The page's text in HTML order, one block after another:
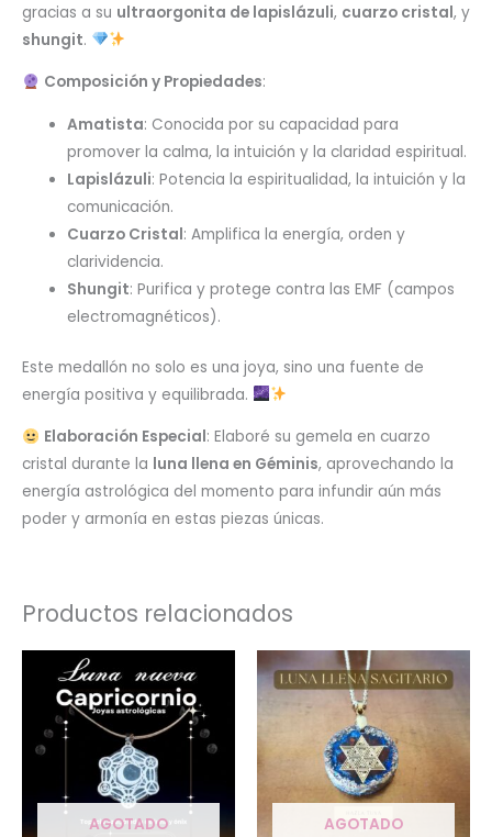
gracias a su ultraorgonita de lapislázuli, cuarzo cristal, y
shungit.
Composición y Propiedades:
Amatista: Conocida por su capacidad para
promover la calma, la intuición y la claridad espiritual.
Lapislázuli: Potencia la espiritualidad, la intuición y la
comunicación.
Cuarzo Cristal: Amplifica la energía, orden y
clarividencia.
Shungit: Purifica y protege contra las EMF (campos
electromagnéticos).
Este medallón no solo es una joya, sino una fuente de
energía positiva y equilibrada.
Elaboración Especial: Elaboré su gemela en cuarzo
cristal durante la luna llena en Géminis, aprovechando la
energía astrológica del momento para infundir aún más
poder y armonía en estas piezas únicas.
Productos relacionados
AGOTADO AGOTADO